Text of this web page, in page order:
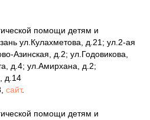
помощи детям и
ул.Кулахметова, д.21; ул.2-ая
Азинская, д.2; ул.Годовикова,
д.4; ул.Амирхана, д.2;
д.14
сайт.
помощи детям и